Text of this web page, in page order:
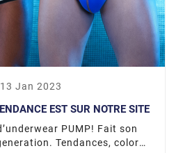
13 Jan 2023
EST SUR NOTRE SITE
PUMP! Fait son
colorés